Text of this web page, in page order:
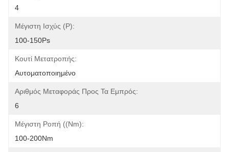
4
Μέγιστη Ισχύς (P):
100-150Ps
Κουτί Μετατροπής:
Αυτοματοποιημένο
Αριθμός Μεταφοράς Προς Τα Εμπρός:
6
Μέγιστη Ροπή ((Nm):
100-200Nm